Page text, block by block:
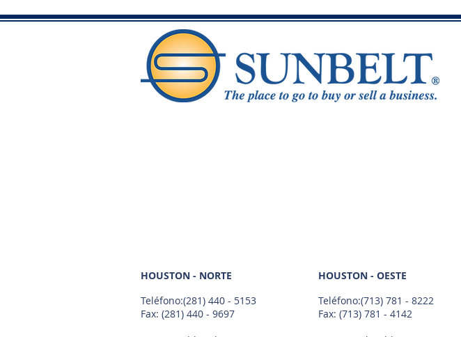
HOUSTON - NORTE
Teléfono:(281) 440 - 5153
Fax: (281) 440 - 9697
HOUSTON - OESTE
Teléfono:(713) 781 - 8222
Fax: (713) 781 - 4142